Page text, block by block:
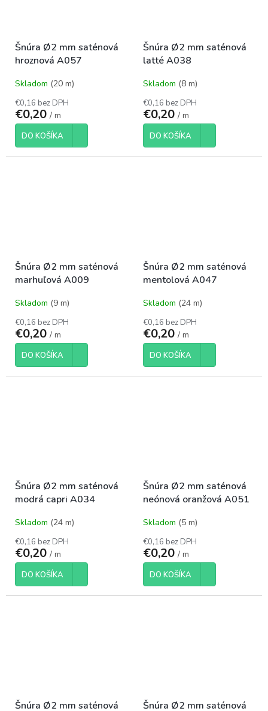
Šnúra Ø2 mm saténová
hroznová A057
Skladom (20 m)
€0,16 bez DPH
€0,20 / m
DO KOŠÍKA
Šnúra Ø2 mm saténová
latté A038
Skladom (8 m)
€0,16 bez DPH
€0,20 / m
DO KOŠÍKA
Šnúra Ø2 mm saténová
marhuľová A009
Skladom (9 m)
€0,16 bez DPH
€0,20 / m
DO KOŠÍKA
Šnúra Ø2 mm saténová
mentolová A047
Skladom (24 m)
€0,16 bez DPH
€0,20 / m
DO KOŠÍKA
Šnúra Ø2 mm saténová
modrá capri A034
Skladom (24 m)
€0,16 bez DPH
€0,20 / m
DO KOŠÍKA
Šnúra Ø2 mm saténová
neónová oranžová A051
Skladom (5 m)
€0,16 bez DPH
€0,20 / m
DO KOŠÍKA
Šnúra Ø2 mm saténová Šnúra Ø2 mm saténová